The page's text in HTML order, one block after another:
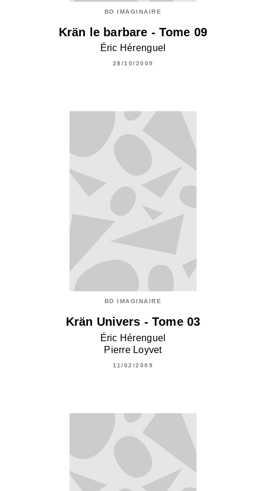
BD IMAGINAIRE
Krän le barbare - Tome 09
Éric Hérenguel
28/10/2009
BD IMAGINAIRE
Krän Univers - Tome 03
Éric Hérenguel
Pierre Loyvet
11/02/2009